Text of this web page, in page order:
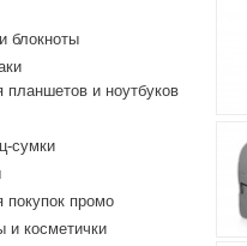
блокноты
и ноутбуков
сумки
покупок промо
и косметички